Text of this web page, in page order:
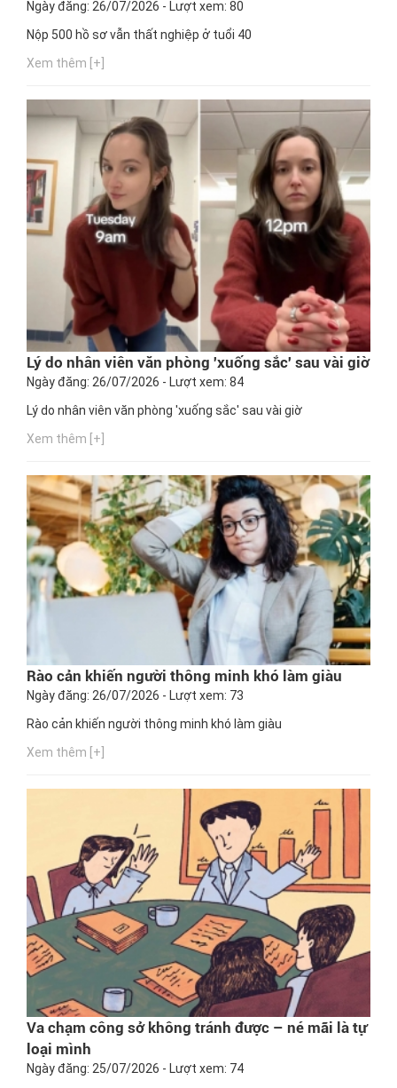
Ngày đăng: 26/07/2026 - Lượt xem: 80
Nộp 500 hồ sơ vẫn thất nghiệp ở tuổi 40
Xem thêm [+]
Lý do nhân viên văn phòng 'xuống sắc' sau vài giờ
Ngày đăng: 26/07/2026 - Lượt xem: 84
Lý do nhân viên văn phòng 'xuống sắc' sau vài giờ
Xem thêm [+]
Rào cản khiến người thông minh khó làm giàu
Ngày đăng: 26/07/2026 - Lượt xem: 73
Rào cản khiến người thông minh khó làm giàu
Xem thêm [+]
Va chạm công sở không tránh được – né mãi là tự
loại mình
Ngày đăng: 25/07/2026 - Lượt xem: 74